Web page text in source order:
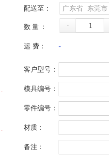
配送至： 广东省 东莞市
数量： -
运 费： -
客户型号：
模具编号：
零件编号：
材质：
备注：